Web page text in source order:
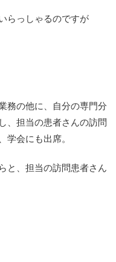
らっしゃるのですが
務の他に、自分の専門分
、担当の患者さんの訪問
学会にも出席。
と、担当の訪問患者さん